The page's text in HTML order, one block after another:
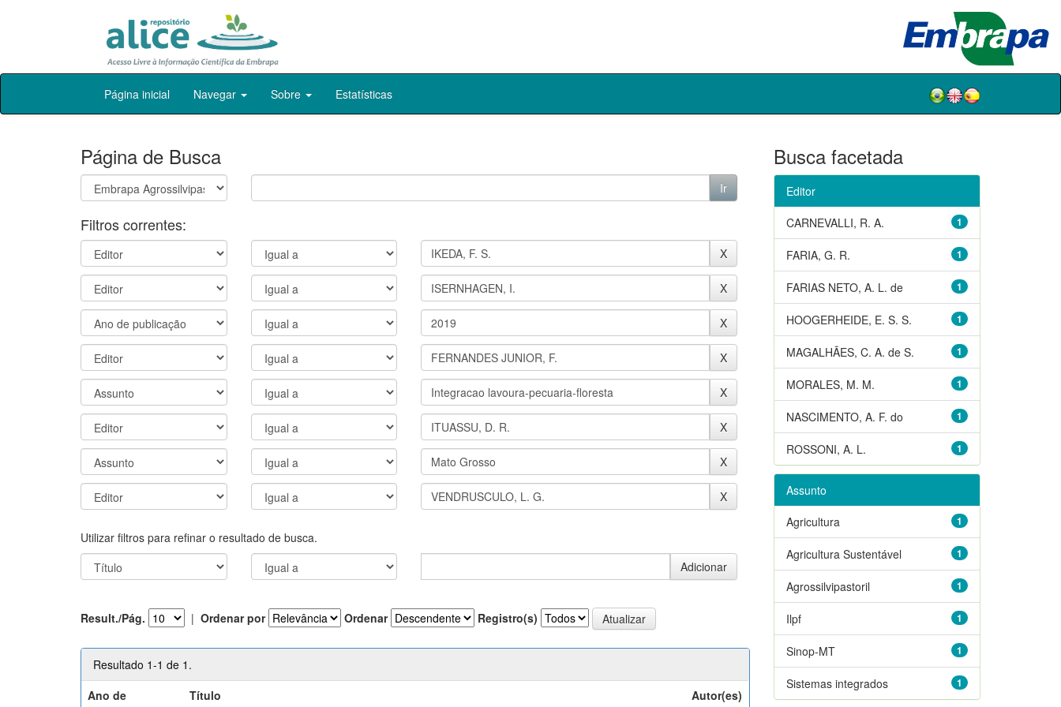
Skip
Página inicial Navegar Sobre Estatísticas
Página de Busca
Filtros correntes:
Utilizar filtros para refinar o resultado de busca.
Result./Pág. | Ordenar por Ordenar Registro(s)
Resultado 1-1 de 1.
Ano de
Título Autor(es)
Busca facetada
Editor
1
CARNEVALLI, R. A.
1
FARIA, G. R.
1
FARIAS NETO, A. L. de
1
HOOGERHEIDE, E. S. S.
1
MAGALHÃES, C. A. de S.
1
MORALES, M. M.
1
NASCIMENTO, A. F. do
1
ROSSONI, A. L.
Assunto
1
Agricultura
1
Agricultura Sustentável
1
Agrossilvipastoril
1
Ilpf
1
Sinop-MT
1
Sistemas integrados